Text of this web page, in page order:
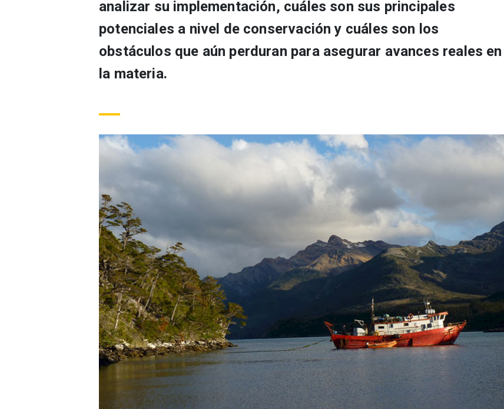
analizar su implementación, cuáles son sus principales
potenciales a nivel de conservación y cuáles son los
obstáculos que aún perduran para asegurar avances reales en
la materia.